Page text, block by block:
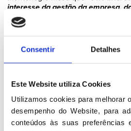
Consentir Detalhes
Este Website utiliza Cookies
Utilizamos cookies para melhorar
desempenho do Website, para
conteúdos às suas preferências
interesse da gestão da empresa,
empresa, para ganhar mais, para
E, por isso, exortou os jovens a
questão da flexibilidade laboral
económico para o País.
“Vamos
mais competitivos. Vamos
partidos pensavam no século XX?
espírito democrático, mas vamos
ultrapassar os limites”, salientou.